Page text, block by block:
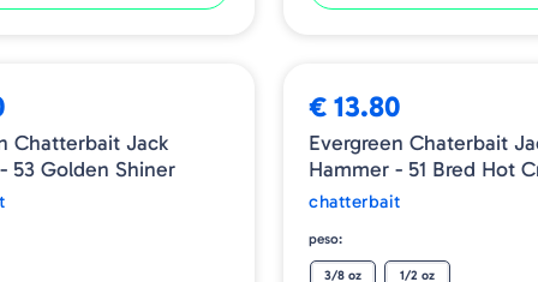
Chatterbait Jack
53 Golden Shiner
€ 13.80
Evergreen Chaterbait
Hammer - 51 Bred Hot
chatterbait
peso:
3/8 oz 1/2 oz